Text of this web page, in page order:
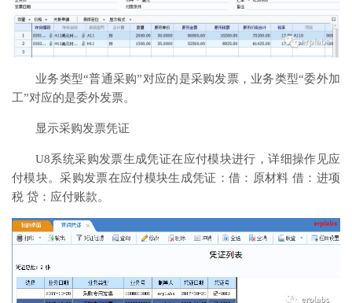
业务类型“普通采购”对应的是采购发票，业务类型“委外加
工”对应的是委外发票。
显示采购发票凭证
U8系统采购发票生成凭证在应付模块进行，详细操作见应
付模块。采购发票在应付模块生成凭证：借：原材料 借：进项
税 贷：应付账款。